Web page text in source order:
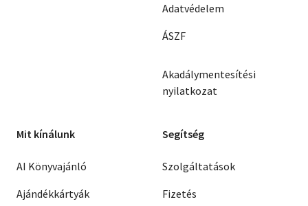
Adatvédelem
ÁSZF
Akadálymentesítési
nyilatkozat
Mit kínálunk
AI Könyvajánló
Ajándékkártyák
Segítség
Szolgáltatások
Fizetés